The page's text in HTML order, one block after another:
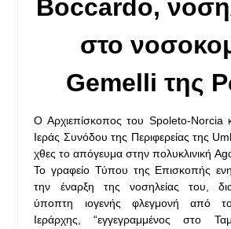
Bοccardo,
στο
Gemelli της
Ο Αρχιεπίσκοπος του Spoleto-Norcia
Ιεράς Συνόδου της Περιφερείας της
χθες το απόγευμα στην πολυκλινική
Το γραφείο Τύπου της Επισκοπής
την έναρξη της νοσηλείας του,
ύποπτη ιογενής φλεγμονή από
Ιεράρχης, “εγγεγραμμένος στο